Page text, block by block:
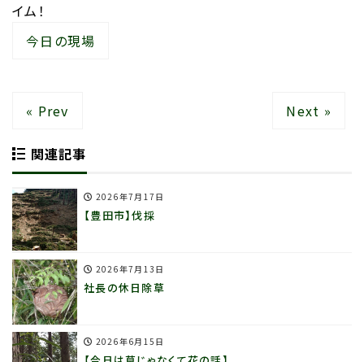
イム！
今日の現場
« Prev Next »
関連記事
2026年7月17日
【豊田市】伐採
2026年7月13日
社長の休日除草
2026年6月15日